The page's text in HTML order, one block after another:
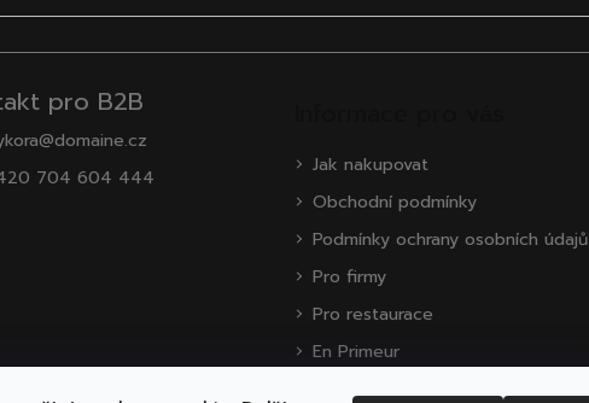
pro B2B
704 604 444
Jak nakupovat
Obchodní podmínky
Podmínky ochrany osobních údajů
Pro firmy
Pro restaurace
En Primeur